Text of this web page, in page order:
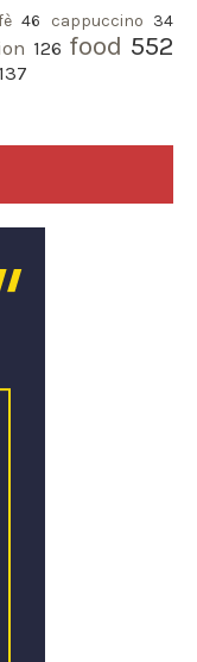
46 cappuccino 34
126 food 552
137